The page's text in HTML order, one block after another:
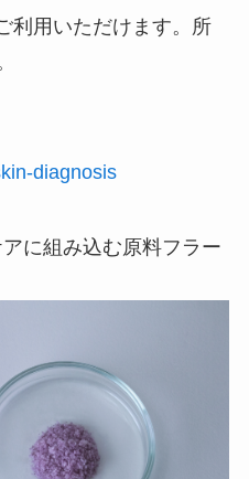
利用いただけます。所
diagnosis
に組み込む原料フラー